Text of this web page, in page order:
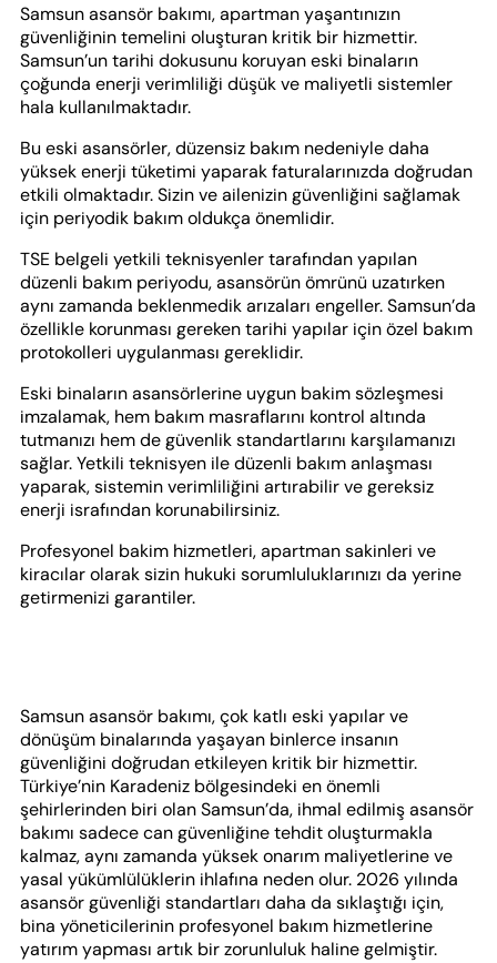
Samsun asansör bakımı, apartman yaşantınızın
güvenliğinin temelini oluşturan kritik bir hizmettir.
Samsun’un tarihi dokusunu koruyan eski binaların
çoğunda enerji verimliliği düşük ve maliyetli sistemler
hala kullanılmaktadır.
Bu eski asansörler, düzensiz bakım nedeniyle daha
yüksek enerji tüketimi yaparak faturalarınızda doğrudan
etkili olmaktadır. Sizin ve ailenizin güvenliğini sağlamak
için periyodik bakım oldukça önemlidir.
TSE belgeli yetkili teknisyenler tarafından yapılan
düzenli bakım periyodu, asansörün ömrünü uzatırken
aynı zamanda beklenmedik arızaları engeller. Samsun’da
özellikle korunması gereken tarihi yapılar için özel bakım
protokolleri uygulanması gereklidir.
Eski binaların asansörlerine uygun bakim sözleşmesi
imzalamak, hem bakım masraflarını kontrol altında
tutmanızı hem de güvenlik standartlarını karşılamanızı
sağlar. Yetkili teknisyen ile düzenli bakım anlaşması
yaparak, sistemin verimliliğini artırabilir ve gereksiz
enerji israfından korunabilirsiniz.
Profesyonel bakim hizmetleri, apartman sakinleri ve
kiracılar olarak sizin hukuki sorumluluklarınızı da yerine
getirmenizi garantiler.
Samsun asansör bakımı, çok katlı eski yapılar ve
dönüşüm binalarında yaşayan binlerce insanın
güvenliğini doğrudan etkileyen kritik bir hizmettir.
Türkiye’nin Karadeniz bölgesindeki en önemli
şehirlerinden biri olan Samsun’da, ihmal edilmiş asansör
bakımı sadece can güvenliğine tehdit oluşturmakla
kalmaz, aynı zamanda yüksek onarım maliyetlerine ve
yasal yükümlülüklerin ihlafına neden olur. 2026 yılında
asansör güvenliği standartları daha da sıklaştığı için,
bina yöneticilerinin profesyonel bakım hizmetlerine
yatırım yapması artık bir zorunluluk haline gelmiştir.